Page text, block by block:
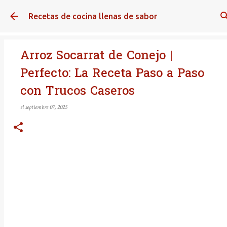
Ir al contenido principal
Recetas de cocina llenas de sabor
Arroz Socarrat de Conejo |
Perfecto: La Receta Paso a Paso
con Trucos Caseros
el septiembre 07, 2025